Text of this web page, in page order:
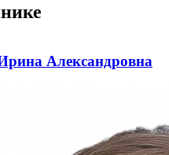
Александровна